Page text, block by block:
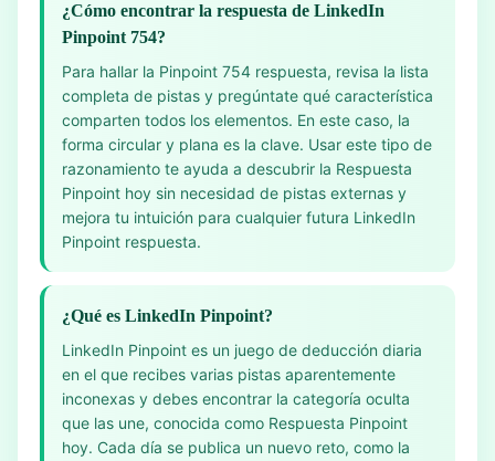
¿Cómo encontrar la respuesta de LinkedIn
Pinpoint 754?
Para hallar la Pinpoint 754 respuesta, revisa la lista
completa de pistas y pregúntate qué característica
comparten todos los elementos. En este caso, la
forma circular y plana es la clave. Usar este tipo de
razonamiento te ayuda a descubrir la Respuesta
Pinpoint hoy sin necesidad de pistas externas y
mejora tu intuición para cualquier futura LinkedIn
Pinpoint respuesta.
¿Qué es LinkedIn Pinpoint?
LinkedIn Pinpoint es un juego de deducción diaria
en el que recibes varias pistas aparentemente
inconexas y debes encontrar la categoría oculta
que las une, conocida como Respuesta Pinpoint
hoy. Cada día se publica un nuevo reto, como la